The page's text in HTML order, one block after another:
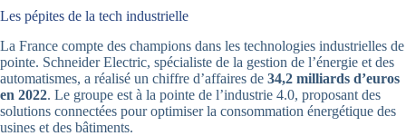
Les pépites de la tech industrielle
La France compte des champions dans les technologies industrielles de
pointe. Schneider Electric, spécialiste de la gestion de l’énergie et des
automatismes, a réalisé un chiffre d’affaires de 34,2 milliards d’euros
en 2022. Le groupe est à la pointe de l’industrie 4.0, proposant des
solutions connectées pour optimiser la consommation énergétique des
usines et des bâtiments.